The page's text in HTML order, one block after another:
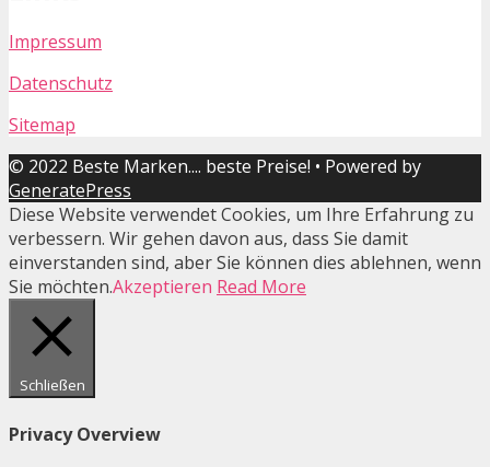
Impressum
Datenschutz
Sitemap
© 2022 Beste Marken.... beste Preise! • Powered by
GeneratePress
Diese Website verwendet Cookies, um Ihre Erfahrung zu
verbessern. Wir gehen davon aus, dass Sie damit
einverstanden sind, aber Sie können dies ablehnen, wenn
Sie möchten.Akzeptieren Read More
Schließen
Privacy Overview